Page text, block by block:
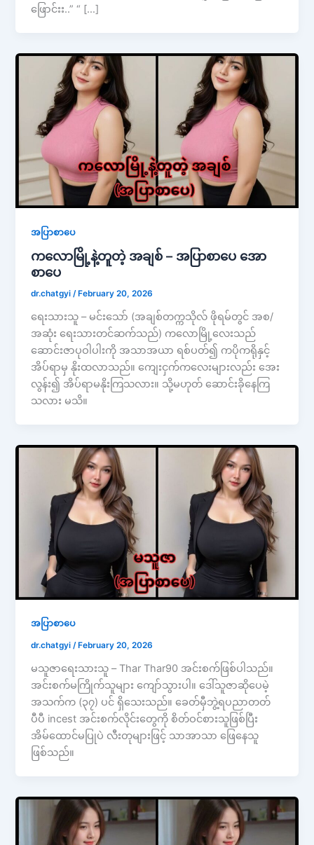
ဖြောင်းး..” “ […]
အပြာစာပေ
ကလောမြို့နဲ့တူတဲ့ အချစ် – အပြာစာပေ အော
စာပေ
dr.chatgyi/ February 20, 2026
ရေးသားသူ – မင်းသော် (အချစ်တက္ကသိုလ် ဖိုရမ်တွင် အစ/
အဆုံး ရေးသားတင်ဆက်သည်) ကလောမြို့လေးသည်
ဆောင်းဇာပုဝါပါးကို အသာအယာ ရစ်ပတ်၍ ကပိုကရိုနှင့်
အိပ်ရာမှ နိုးထလာသည်။ ကျေးငှက်ကလေးများလည်း အေး
လွန်း၍ အိပ်ရာမနိုးကြသလား။ သို့မဟုတ် ဆောင်းခိုနေကြ
သလား မသိ။
အပြာစာပေ
dr.chatgyi/ February 20, 2026
မသူဇာရေးသားသူ – Thar Thar90 အင်းစက်ဖြစ်ပါသည်။
အင်းစက်မကြိုက်သူများ ကျော်သွားပါ။ ဒေါ်သူဇာဆိုပေမဲ့
အသက်က (၃၇) ပင် ရှိသေးသည်။ ခေတ်မှီဘွဲ့ရပညာတတ်
ပီပီ incest အင်းစက်လိုင်းတွေကို စိတ်ဝင်စားသူဖြစ်ပြီး
အိမ်ထောင်မပြုပဲ လီးတုများဖြင့် သာအာသာ ဖြေနေသူ
ဖြစ်သည်။